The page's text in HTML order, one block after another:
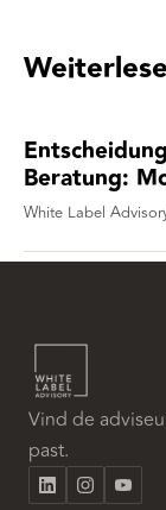
Beratung:
White Label
Vind de
past.